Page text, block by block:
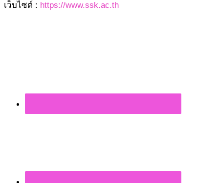
เว็บไซต์ : https://www.ssk.ac.th